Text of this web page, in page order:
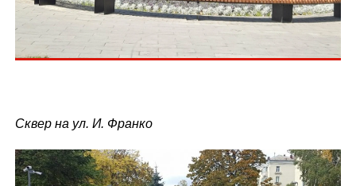
Сквер на ул. И. Франко